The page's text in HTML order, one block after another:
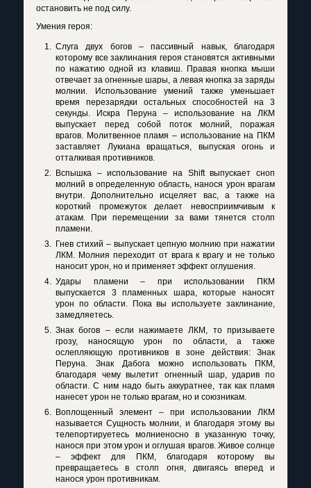
остановить не под силу.
Умения героя:
Слуга двух богов – пассивный навык, благодаря
которому все заклинания героя становятся активными
по нажатию одной из клавиш. Правая кнопка мыши
отвечает за огненные шары, а левая кнопка за заряды
молнии. Использование умений также уменьшает
время перезарядки остальных способностей на 3
секунды. Искра Перуна – использование на ЛКМ
выпускает перед собой поток молний, поражая
врагов. Молитвенное пламя – использование на ПКМ
заставляет Лукиана вращаться, выпуская огонь и
отталкивая противников.
Вспышка – использование на Shiftвыпускает сноп
молний в определенную область, нанося урон врагам
внутри. Дополнительно исцеляет вас, а также на
короткий промежуток делает невосприимчивым к
атакам. При перемещении за вами тянется столп
пламени.
Гнев стихий – выпускает цепную молнию при нажатии
ЛКМ. Молния переходит от врага к врагу и не только
наносит урон, но и применяет эффект оглушения.
Удары пламени – при использовании ПКМ
выпускается 3 пламенных шара, которые наносят
урон по области. Пока вы используете заклинание,
замедляетесь.
Знак богов – если нажимаете ЛКМ, то призываете
грозу, наносящую урон по области, а также
ослепляющую противников в зоне действия: Знак
Перуна. Знак Дабога можно использовать ПКМ,
благодаря чему вылетит огненный шар, ударив по
области. С ним надо быть аккуратнее, так как пламя
нанесет урон не только врагам, но и союзникам.
Воплощенный элемент – при использовании ЛКМ
называется Сущность молнии, и благодаря этому вы
телепортируетесь молниеносно в указанную точку,
нанося при этом урон и оглушая врагов. Живое солнце
– эффект для ПКМ, благодаря которому вы
превращаетесь в столп огня, двигаясь вперед и
нанося урон противникам.